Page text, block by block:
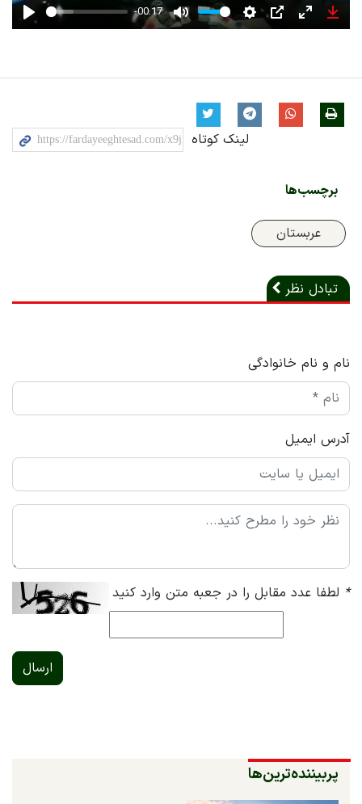
Play
-00:17
Mute Settings
PIP Enter
لینک کوتاه
برچسب‌ها
عربستان
تبادل نظر
نام و نام خانوادگی
آدرس ایمیل
* لطفا عدد مقابل را در جعبه متن وارد کنید
ارسال
پربیننده‌ترین‌ها